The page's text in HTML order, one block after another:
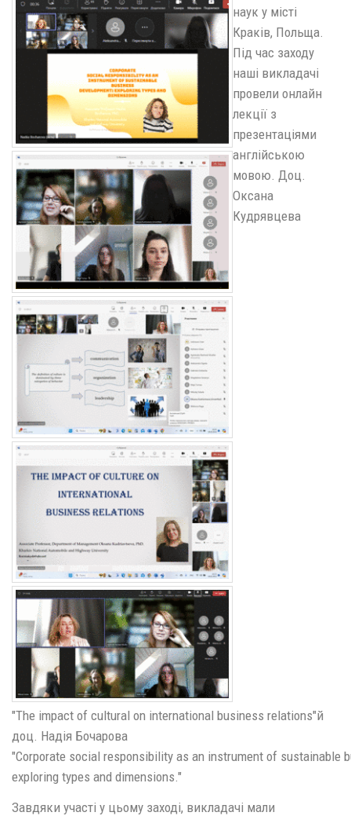
наук у місті
Краків, Польща.
Під час заходу
наші викладачі
провели онлайн
лекції з
презентаціями
англійською
мовою. Доц.
Оксана
Кудрявцева
"The impact of cultural on international business relations"й
доц. Надія Бочарова
"Corporate social responsibility as an instrument of sustainable
exploring types and dimensions."
Завдяки участі у цьому заході, викладачі мали